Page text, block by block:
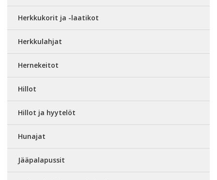
Herkkukorit ja -laatikot
Herkkulahjat
Hernekeitot
Hillot
Hillot ja hyytelöt
Hunajat
Jääpalapussit